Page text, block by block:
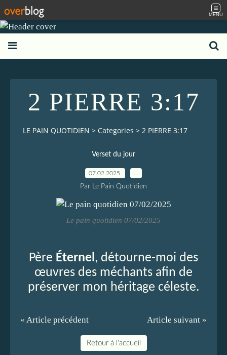
MENU
2 PIERRE 3:17
LE PAIN QUOTIDIEN > Categories > 2 PIERRE 3:17
Verset du jour
07.02.2025
Par Le Pain Quotidien
Le pain quotidien 07/02/2025
Père Éternel, détourne-moi des
œuvres des méchants afin de
préserver mon héritage céleste.
« Article précédent Article suivant »
Retour à l'accueil